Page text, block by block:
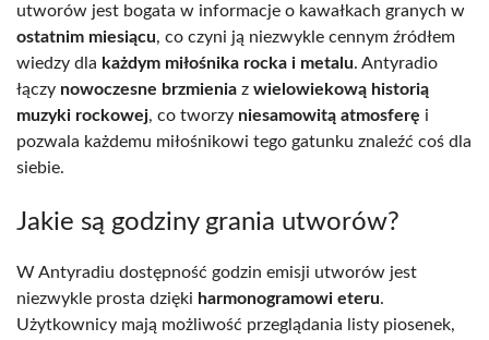
utworów jest bogata w informacje o kawałkach granych w
ostatnim miesiącu, co czyni ją niezwykle cennym źródłem
wiedzy dla każdym miłośnika rocka i metalu. Antyradio
łączy nowoczesne brzmienia z wielowiekową historią
muzyki rockowej, co tworzy niesamowitą atmosferę i
pozwala każdemu miłośnikowi tego gatunku znaleźć coś dla
siebie.
Jakie są godziny grania utworów?
W Antyradiu dostępność godzin emisji utworów jest
niezwykle prosta dzięki harmonogramowi eteru.
Użytkownicy mają możliwość przeglądania listy piosenek,